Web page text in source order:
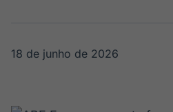
18 de junho de 2026